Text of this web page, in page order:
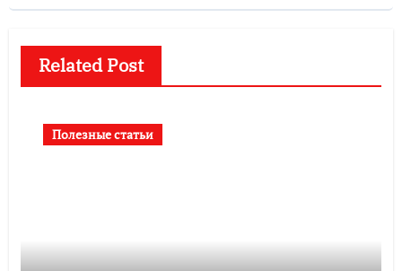
Related Post
Полезные статьи